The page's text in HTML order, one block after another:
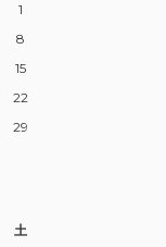
1
8
15
22
29
土